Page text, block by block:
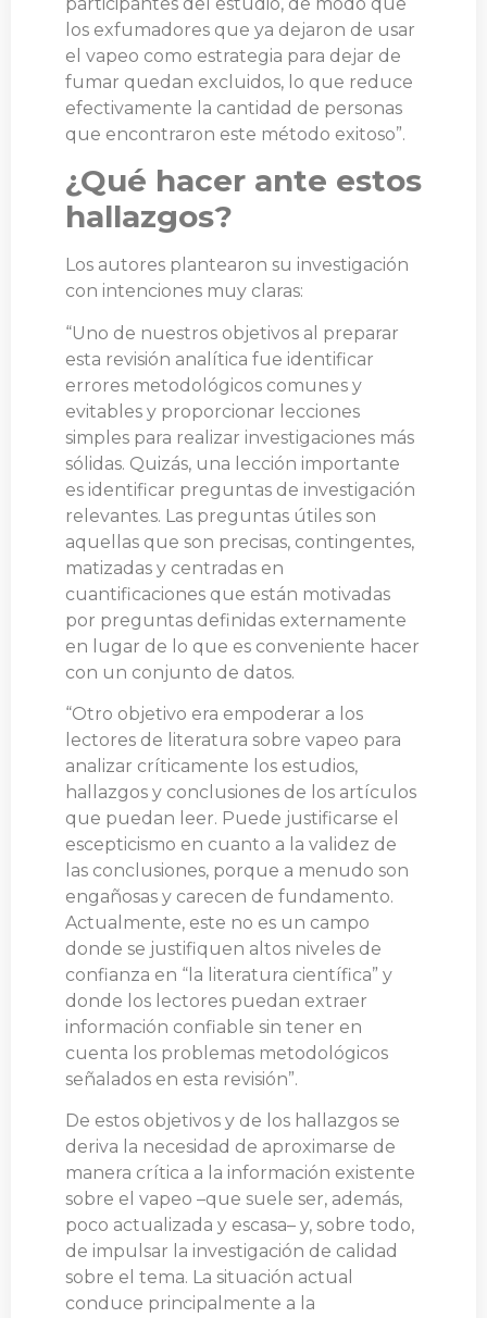
los exfumadores que ya dejaron de usar
el vapeo como estrategia para dejar de
fumar quedan excluidos, lo que reduce
efectivamente la cantidad de personas
que encontraron este método exitoso”.
¿Qué hacer ante estos
hallazgos?
Los autores plantearon su investigación
con intenciones muy claras:
“Uno de nuestros objetivos al preparar
esta revisión analítica fue identificar
errores metodológicos comunes y
evitables y proporcionar lecciones
simples para realizar investigaciones más
sólidas. Quizás, una lección importante
es identificar preguntas de investigación
relevantes. Las preguntas útiles son
aquellas que son precisas, contingentes,
matizadas y centradas en
cuantificaciones que están motivadas
por preguntas definidas externamente
en lugar de lo que es conveniente hacer
con un conjunto de datos.
“Otro objetivo era empoderar a los
lectores de literatura sobre vapeo para
analizar críticamente los estudios,
hallazgos y conclusiones de los artículos
que puedan leer. Puede justificarse el
escepticismo en cuanto a la validez de
las conclusiones, porque a menudo son
engañosas y carecen de fundamento.
Actualmente, este no es un campo
donde se justifiquen altos niveles de
confianza en “la literatura científica” y
donde los lectores puedan extraer
información confiable sin tener en
cuenta los problemas metodológicos
señalados en esta revisión”.
De estos objetivos y de los hallazgos se
deriva la necesidad de aproximarse de
manera crítica a la información existente
sobre el vapeo –que suele ser, además,
poco actualizada y escasa– y, sobre todo,
de impulsar la investigación de calidad
sobre el tema. La situación actual
conduce principalmente a la